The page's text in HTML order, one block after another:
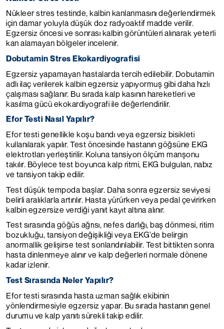
Nükleer stres testinde, kalbin kanlanmasını değerlendirmek
için damar yoluyla düşük doz radyoaktif madde verilir.
Egzersiz öncesi ve sonrası kalbin görüntüleri alınarak yeterli
kan alamayan bölgeler incelenir.
Dobutamin Stres Ekokardiyografisi
Egzersiz yapamayan hastalarda tercih edilebilir. Dobutamin
adlı ilaç verilerek kalbin egzersiz yapıyormuş gibi daha hızlı
çalışması sağlanır. Bu sırada kalp kasının hareketleri ve
kasılma gücü ekokardiyografi ile değerlendirilir.
Efor Testi Nasıl Yapılır?
Efor testi genellikle koşu bandı veya egzersiz bisikleti
kullanılarak yapılır. Test öncesinde hastanın göğsüne EKG
elektrotları yerleştirilir. Koluna tansiyon ölçüm manşonu
takılır. Böylece test boyunca kalp ritmi, EKG bulguları, nabız
ve tansiyon takip edilir.
Test düşük tempoda başlar. Daha sonra egzersiz seviyesi
belirli aralıklarla artırılır. Hasta yürürken veya pedal çevirirken
kalbin egzersize verdiği yanıt kayıt altına alınır.
Test sırasında göğüs ağrısı, nefes darlığı, baş dönmesi, ritim
bozukluğu, tansiyon değişikliği veya EKG’de belirgin
anormallik gelişirse test sonlandırılabilir. Test bittikten sonra
hasta dinlenmeye alınır ve kalp değerleri normale dönene
kadar izlenir.
Test Sırasında Neler Yapılır?
Efor testi sırasında hasta uzman sağlık ekibinin
yönlendirmesiyle egzersiz yapar. Bu sırada hastanın genel
durumu ve kalp yanıtı sürekli takip edilir.